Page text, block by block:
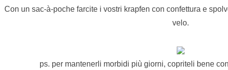
Con un sac-à-poche farcite i vostri krapfen con confettura e
velo.
ps. per mantenerli morbidi più giorni, copriteli bene